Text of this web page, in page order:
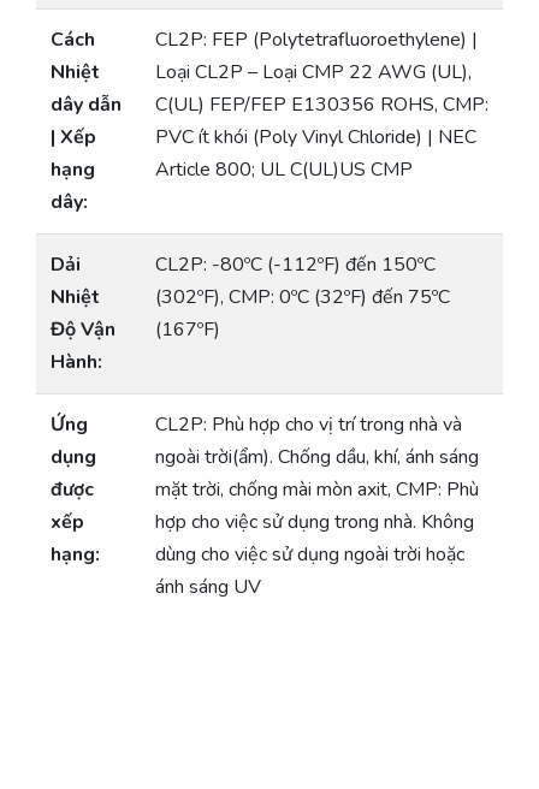
Cách
Nhiệt
dây dẫn
| Xếp
hạng
dây:
CL2P: FEP (Polytetrafluoroethylene) |
Loại CL2P – Loại CMP 22 AWG (UL),
C(UL) FEP/FEP E130356 ROHS, CMP:
PVC ít khói (Poly Vinyl Chloride) | NEC
Article 800; UL C(UL)US CMP
Dải
Nhiệt
Độ Vận
Hành:
CL2P: -80ºC (-112ºF) đến 150ºC
(302ºF), CMP: 0ºC (32ºF) đến 75ºC
(167ºF)
Ứng
dụng
được
xếp
hạng:
CL2P: Phù hợp cho vị trí trong nhà và
ngoài trời(ẩm). Chống dầu, khí, ánh sáng
mặt trời, chống mài mòn axit, CMP: Phù
hợp cho việc sử dụng trong nhà. Không
dùng cho việc sử dụng ngoài trời hoặc
ánh sáng UV